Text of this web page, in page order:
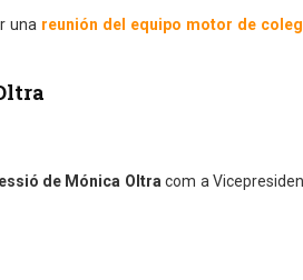
una reunión del equipo motor de
de Mónica Oltra com a